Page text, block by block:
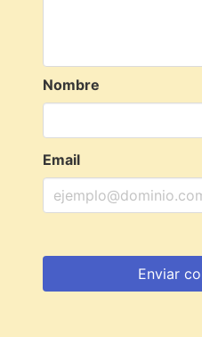
Nombre
Email